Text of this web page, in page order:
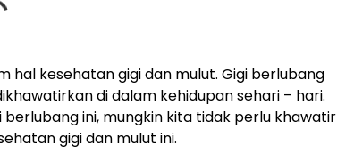
kesehatan gigi dan mulut. Gigi berlubang
di dalam kehidupan sehari – hari.
ini, mungkin kita tidak perlu khawatir
gigi dan mulut ini.